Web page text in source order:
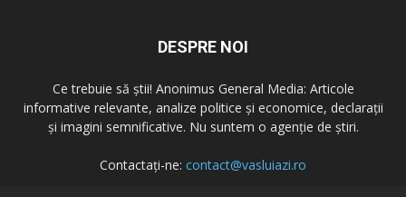
DESPRE NOI
Ce trebuie să știi! Anonimus General Media: Articole
informative relevante, analize politice și economice, declarații
și imagini semnificative. Nu suntem o agenție de știri.
Contactați-ne: contact@vasluiazi.ro